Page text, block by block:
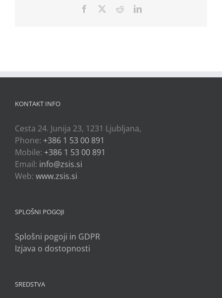
Facebook RedditLinkedIn
KONTAKT INFO
Cesta 24. Junija 23, 1231 Ljubljana,
Phone: +386 1 53 00 891
Mobile: +386 1 53 00 891
Email: info@zsis.si
Web: www.zsis.si
SPLOŠNI POGOJI
Splošni pogoji in GDPR
Izjava o dostopnosti
SREDSTVA